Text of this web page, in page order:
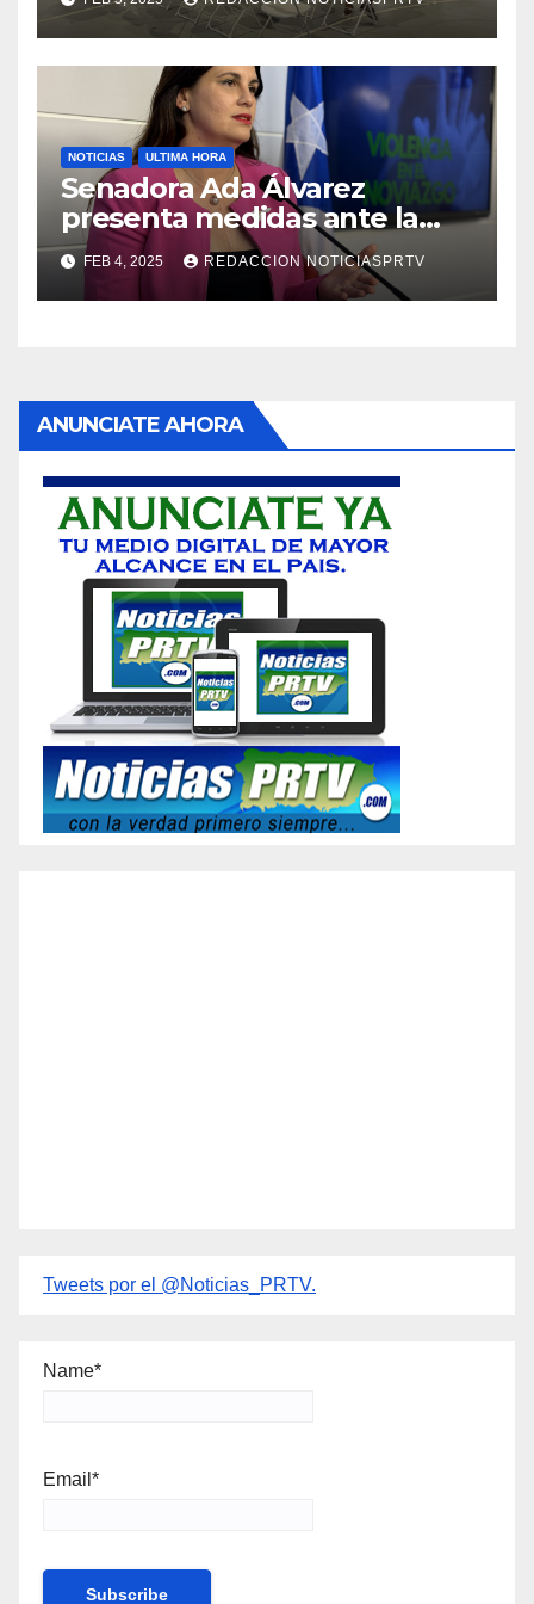
NOTICIAS ULTIMA HORA
Senadora Ada Álvarez
presenta medidas ante la
violencia en el noviazgo
FEB 4, 2025 REDACCION NOTICIASPRTV
ANUNCIATE AHORA
Tweets por el @Noticias_PRTV.
Name*
Email*